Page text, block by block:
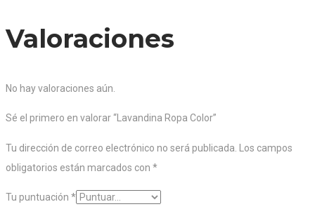
Valoraciones
No hay valoraciones aún.
Sé el primero en valorar “Lavandina Ropa Color”
Tu dirección de correo electrónico no será publicada. Los campos
obligatorios están marcados con *
Tu puntuación *